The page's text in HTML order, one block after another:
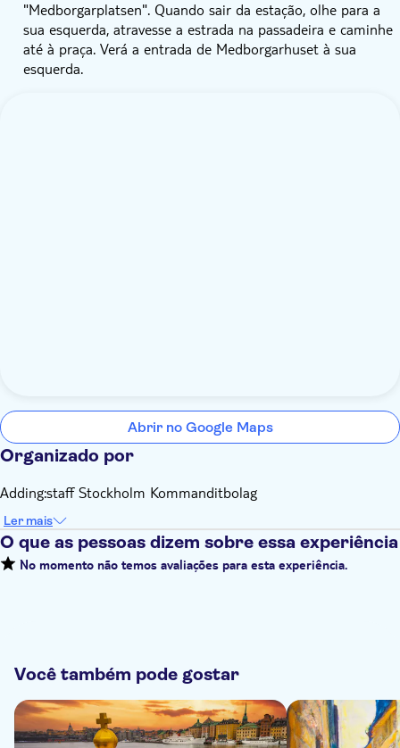
"Medborgarplatsen". Quando sair da estação, olhe para a
sua esquerda, atravesse a estrada na passadeira e caminhe
até à praça. Verá a entrada de Medborgarhuset à sua
esquerda.
Abrir no Google Maps
Organizado por
Adding:staff Stockholm Kommanditbolag
Ler mais
O que as pessoas dizem sobre essa experiência
No momento não temos avaliações para esta experiência.
Você também pode gostar